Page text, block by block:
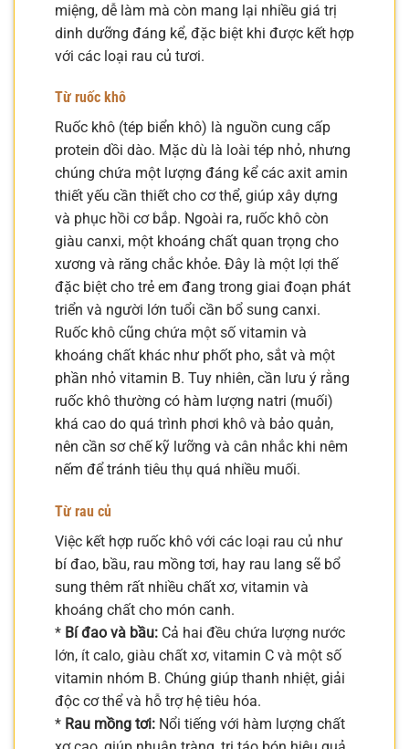
miệng, dễ làm mà còn mang lại nhiều giá trị
dinh dưỡng đáng kể, đặc biệt khi được kết hợp
với các loại rau củ tươi.
Từ ruốc khô
Ruốc khô (tép biển khô) là nguồn cung cấp
protein dồi dào. Mặc dù là loài tép nhỏ, nhưng
chúng chứa một lượng đáng kể các axit amin
thiết yếu cần thiết cho cơ thể, giúp xây dựng
và phục hồi cơ bắp. Ngoài ra, ruốc khô còn
giàu canxi, một khoáng chất quan trọng cho
xương và răng chắc khỏe. Đây là một lợi thế
đặc biệt cho trẻ em đang trong giai đoạn phát
triển và người lớn tuổi cần bổ sung canxi.
Ruốc khô cũng chứa một số vitamin và
khoáng chất khác như phốt pho, sắt và một
phần nhỏ vitamin B. Tuy nhiên, cần lưu ý rằng
ruốc khô thường có hàm lượng natri (muối)
khá cao do quá trình phơi khô và bảo quản,
nên cần sơ chế kỹ lưỡng và cân nhắc khi nêm
nếm để tránh tiêu thụ quá nhiều muối.
Từ rau củ
Việc kết hợp ruốc khô với các loại rau củ như
bí đao, bầu, rau mồng tơi, hay rau lang sẽ bổ
sung thêm rất nhiều chất xơ, vitamin và
khoáng chất cho món canh.
* Bí đao và bầu: Cả hai đều chứa lượng nước
lớn, ít calo, giàu chất xơ, vitamin C và một số
vitamin nhóm B. Chúng giúp thanh nhiệt, giải
độc cơ thể và hỗ trợ hệ tiêu hóa.
* Rau mồng tơi: Nổi tiếng với hàm lượng chất